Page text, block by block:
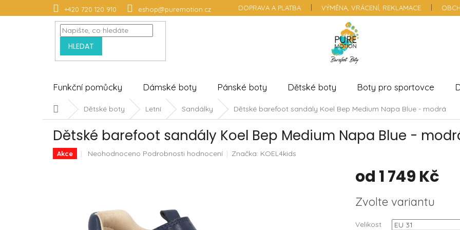
na
+420 720 120 910 eshop@puremotion.cz DOPRAVA A PLATBA VÝMĚNA, VRÁCENÍ, REKLAMACE
HLEDAT
Funkční pomůcky Dámské boty Pánské boty Dětské boty Boty pro sportovce
Domů Dětské boty Letní Sandálky Dětské barefoot sandály Koel Bep Medium Napa Blue - modrá
Dětské barefoot sandály Koel Bep Medium Napa Blue -
Akce
Průměrné
5
hvězdiček.
Neohodnoceno Podrobnosti hodnocení Značka: KOEL4kids
od 1 749 Kč
cena:
Zvolte variantu
Velikost